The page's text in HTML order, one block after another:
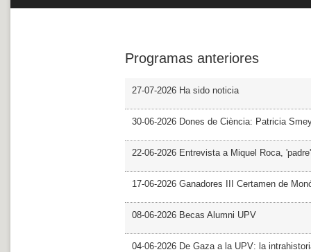
Programas anteriores
27-07-2026 Ha sido noticia
30-06-2026 Dones de Ciència: Patricia
22-06-2026 Entrevista a Miquel Roca,
17-06-2026 Ganadores III Certamen de
08-06-2026 Becas Alumni UPV
04-06-2026 De Gaza a la UPV: la